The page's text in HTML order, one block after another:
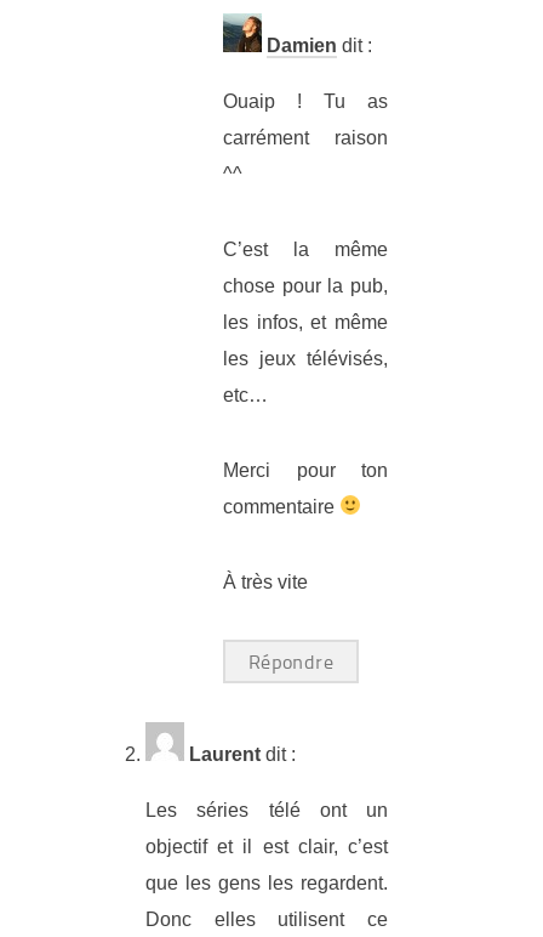
Damien dit :
Ouaip ! Tu as
carrément raison
^^
C’est la même
chose pour la pub,
les infos, et même
les jeux télévisés,
etc…
Merci pour ton
commentaire
À très vite
Répondre
Laurent dit :
Les séries télé ont un
objectif et il est clair, c’est
que les gens les regardent.
Donc elles utilisent ce